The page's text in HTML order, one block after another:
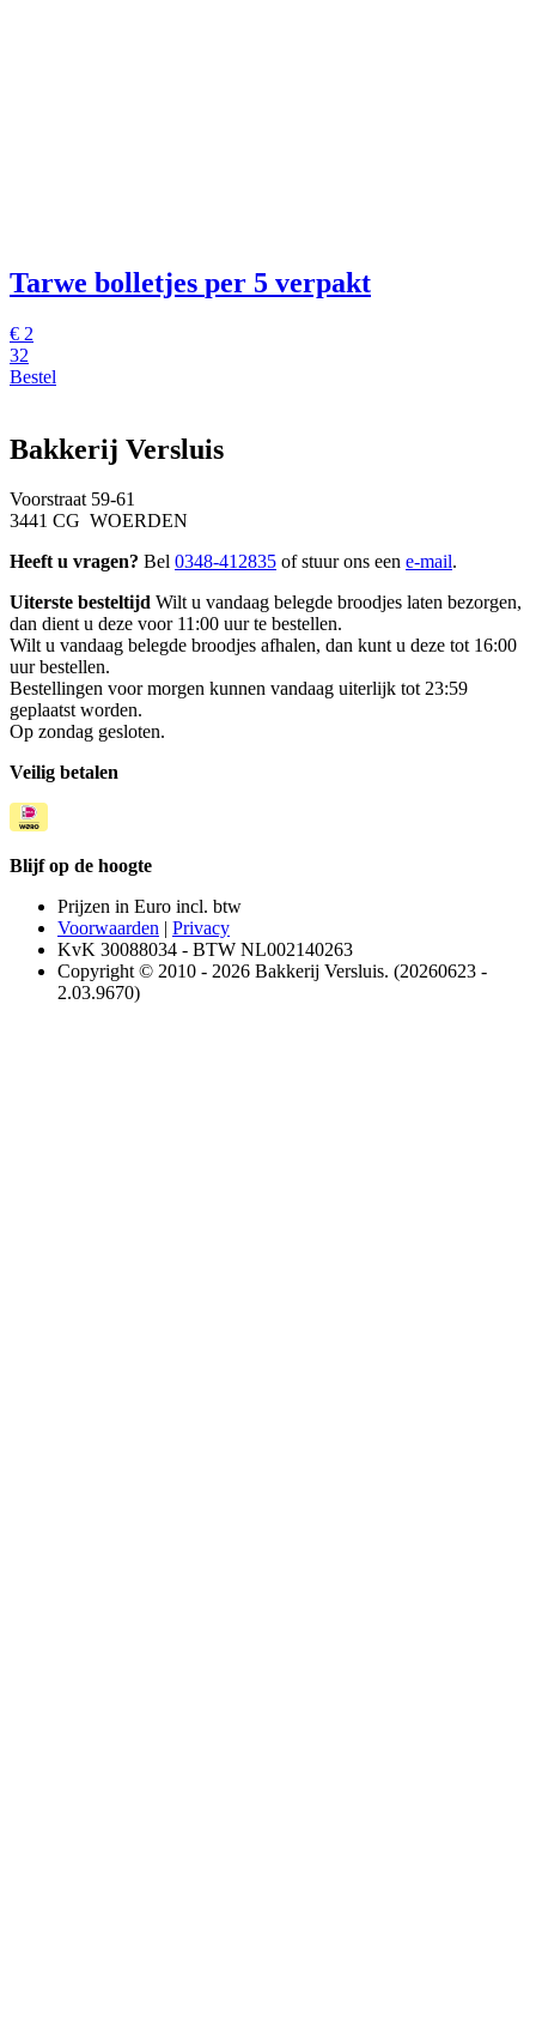
Tarwe bolletjes per 5 verpakt
€ 2
32
Bestel
Bakkerij Versluis
Voorstraat 59-61
3441 CG WOERDEN
Heeft u vragen? Bel 0348-412835 of stuur ons een e-mail.
Uiterste besteltijd Wilt u vandaag belegde broodjes laten bezorgen,
dan dient u deze voor 11:00 uur te bestellen.
Wilt u vandaag belegde broodjes afhalen, dan kunt u deze tot 16:00
uur bestellen.
Bestellingen voor morgen kunnen vandaag uiterlijk tot 23:59
geplaatst worden.
Op zondag gesloten.
Veilig betalen
Blijf op de hoogte
Prijzen in Euro incl. btw
Voorwaarden | Privacy
KvK 30088034 - BTW NL002140263
Copyright © 2010 - 2026 Bakkerij Versluis. (20260623 -
2.03.9670)